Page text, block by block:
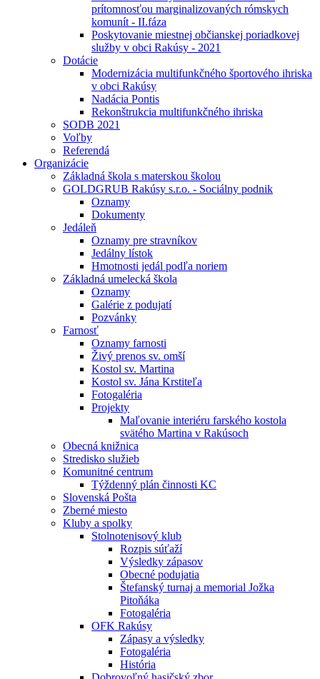
prítomnosťou marginalizovaných rómskych
komunít - II.fáza
Poskytovanie miestnej občianskej poriadkovej
služby v obci Rakúsy - 2021
Dotácie
Modernizácia multifunkčného športového ihriska
v obci Rakúsy
Nadácia Pontis
Rekonštrukcia multifunkčného ihriska
SODB 2021
Voľby
Referendá
Organizácie
Základná škola s materskou školou
GOLDGRUB Rakúsy s.r.o. - Sociálny podnik
Oznamy
Dokumenty
Jedáleň
Oznamy pre stravníkov
Jedálny lístok
Hmotnosti jedál podľa noriem
Základná umelecká škola
Oznamy
Galérie z podujatí
Pozvánky
Farnosť
Oznamy farnosti
Živý prenos sv. omší
Kostol sv. Martina
Kostol sv. Jána Krstiteľa
Fotogaléria
Projekty
Maľovanie interiéru farského kostola
svätého Martina v Rakúsoch
Obecná knižnica
Stredisko služieb
Komunitné centrum
Týždenný plán činnosti KC
Slovenská Pošta
Zberné miesto
Kluby a spolky
Stolnotenisový klub
Rozpis súťaží
Výsledky zápasov
Obecné podujatia
Štefanský turnaj a memorial Jožka
Pitoňáka
Fotogaléria
OFK Rakúsy
Zápasy a výsledky
Fotogaléria
História